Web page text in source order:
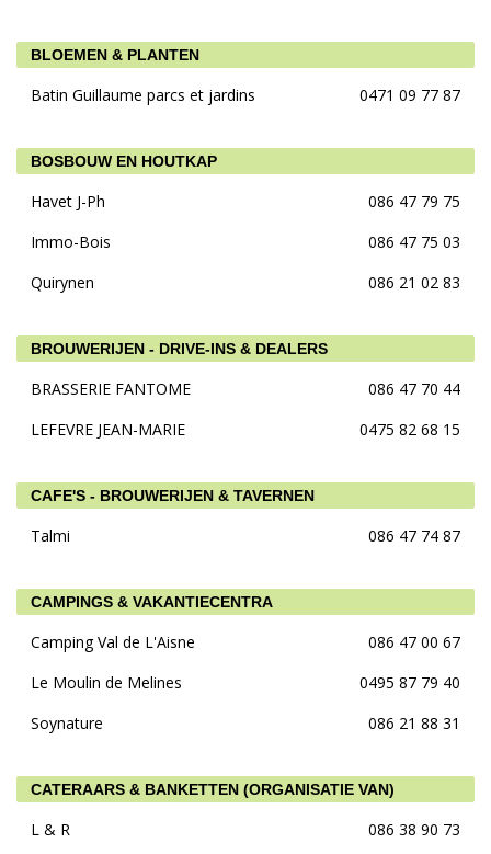
BLOEMEN & PLANTEN
Batin Guillaume parcs et jardins 0471 09 77 87
BOSBOUW EN HOUTKAP
Havet J-Ph
086 47 79 75
Immo-Bois
086 47 75 03
Quirynen
086 21 02 83
BROUWERIJEN - DRIVE-INS & DEALERS
BRASSERIE FANTOME
086 47 70 44
LEFEVRE JEAN-MARIE
0475 82 68 15
CAFE'S - BROUWERIJEN & TAVERNEN
Talmi 086 47 74 87
CAMPINGS & VAKANTIECENTRA
Camping Val de L'Aisne
086 47 00 67
Le Moulin de Melines
0495 87 79 40
Soynature
086 21 88 31
CATERAARS & BANKETTEN (ORGANISATIE VAN)
L & R 086 38 90 73